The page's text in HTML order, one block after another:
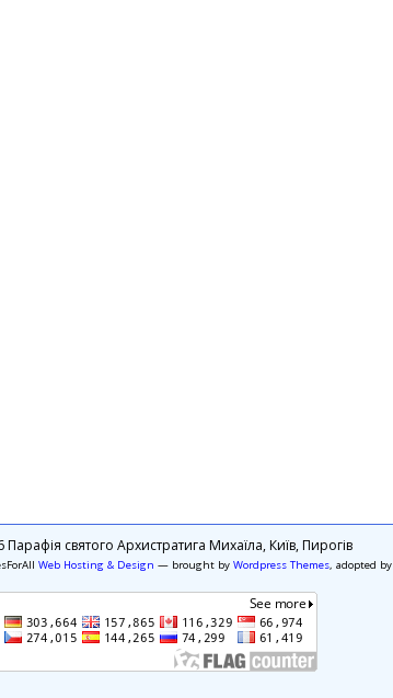
святого Архистратига Михаїла, Київ, Пирогів
Web Hosting & Design — brought by Wordpress Themes, adopted by